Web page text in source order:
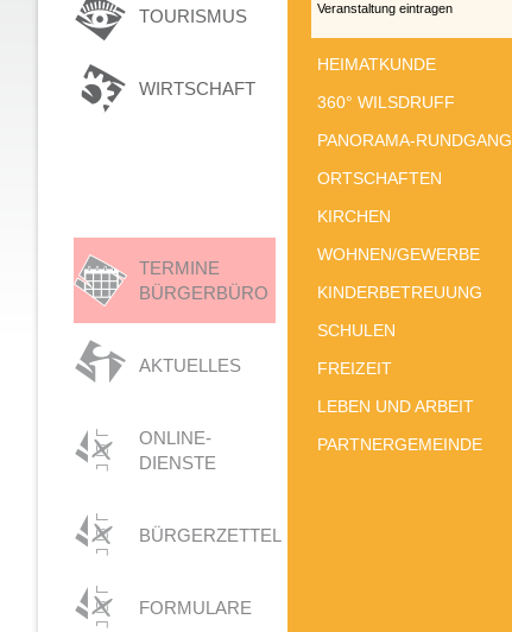
TOURISMUS
WIRTSCHAFT
TERMINE
BÜRGERBÜRO
AKTUELLES
ONLINE-
DIENSTE
BÜRGERZETTEL
FORMULARE
Veranstaltung eintragen
HEIMATKUNDE
360° WILSDRUFF
PANORAMA-RUNDGANG
ORTSCHAFTEN
KIRCHEN
WOHNEN/GEWERBE
KINDERBETREUUNG
SCHULEN
FREIZEIT
LEBEN UND ARBEIT
PARTNERGEMEINDE